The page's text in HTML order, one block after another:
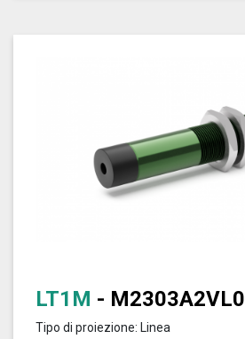
LT1M - M2303A2VL0
Tipo di proiezione: Linea